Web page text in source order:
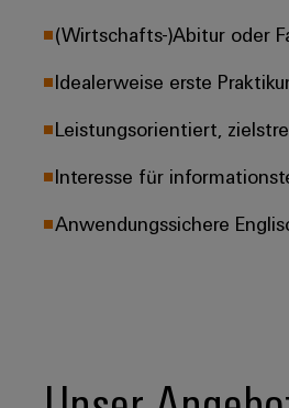
(Wirtschafts-)Abitur oder
Idealerweise erste
Leistungsorientiert,
Interesse für
Anwendungssichere